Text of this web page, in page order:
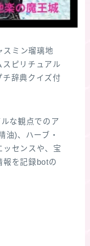
スミン瑠璃地
ピリチュアル
チ辞典クイズ付
な観点でのア
油)、ハーブ・
ッセンスや、宝
報を記録botの